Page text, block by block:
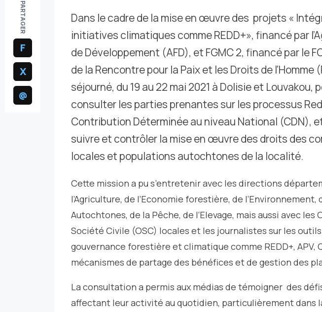
PARTAGER
F
X
@
Dans le cadre de la mise en œuvre des projets «
initiatives climatiques comme REDD+», financé par
de Développement (AFD), et FGMC 2, financé par le
de la Rencontre pour la Paix et les Droits de l’Homme
séjourné, du 19 au 22 mai 2021 à Dolisie et Louvakou,
consulter les parties prenantes sur les processus
Contribution Déterminée au niveau National (CDN),
suivre et contrôler la mise en œuvre des droits des
locales et populations autochtones de la localité.
Cette mission a pu s’entretenir avec les directions
l’Agriculture, de l’Economie forestière, de l’Environnement,
Autochtones, de la Pêche, de l’Elevage, mais aussi avec les
Société Civile (OSC) locales et les journalistes sur les
gouvernance forestière et climatique comme REDD+, APV,
mécanismes de partage des bénéfices et de gestion des
La consultation a permis aux médias de témoigner des
affectant leur activité au quotidien, particulièrement dans